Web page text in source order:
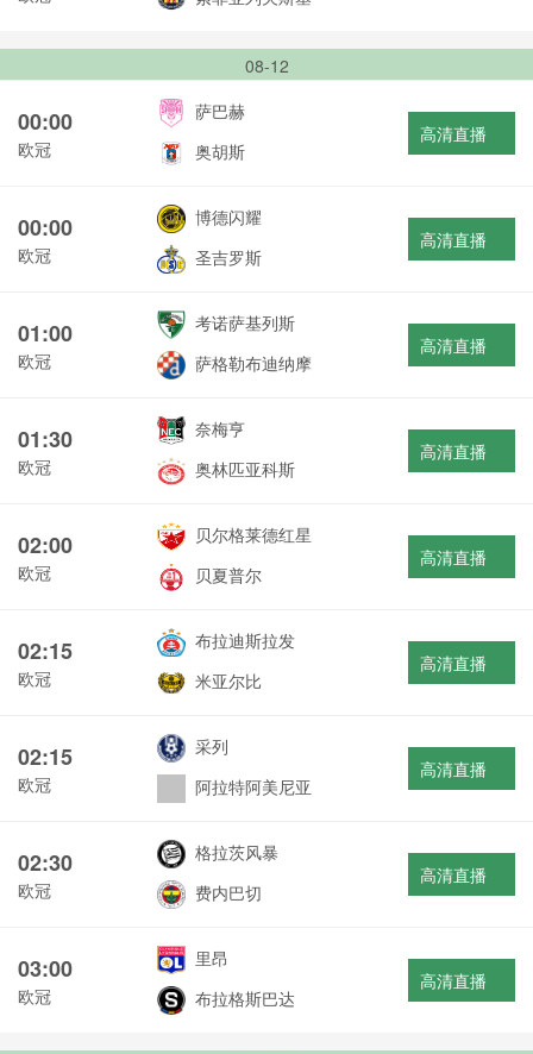
08-12
00:00
欧冠
萨巴赫
奥胡斯
高清直播
00:00
欧冠
博德闪耀
圣吉罗斯
高清直播
01:00
欧冠
考诺萨基列斯
萨格勒布迪纳摩
高清直播
01:30
欧冠
奈梅亨
奥林匹亚科斯
高清直播
02:00
欧冠
贝尔格莱德红星
贝夏普尔
高清直播
02:15
欧冠
布拉迪斯拉发
米亚尔比
高清直播
02:15
欧冠
采列
阿拉特阿美尼亚
高清直播
02:30
欧冠
格拉茨风暴
费内巴切
高清直播
03:00
欧冠
里昂
布拉格斯巴达
高清直播